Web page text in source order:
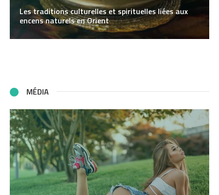
Les traditions culturelles et spirituelles liées aux
encens naturels en Orient
MÉDIA